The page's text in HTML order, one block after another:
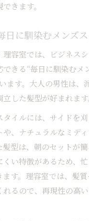
きます。
日に馴染むメンズ
容室では、ビジネス
きる“毎日に馴染むメ
ます。大人の男性は、
した髪型が好まれます
タイルには、サイドを
や、ナチュラルなミデ
髪型は、朝のセットが
くい特徴があるため、
す。理容室では、髪
れるので、再現性の高